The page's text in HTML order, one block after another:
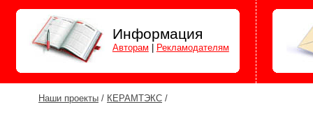
Информация
Авторам Рекламодателям
Наши проекты / КЕРАМТЭКС /